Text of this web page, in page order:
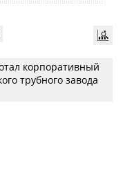
корпоративный
трубного завода